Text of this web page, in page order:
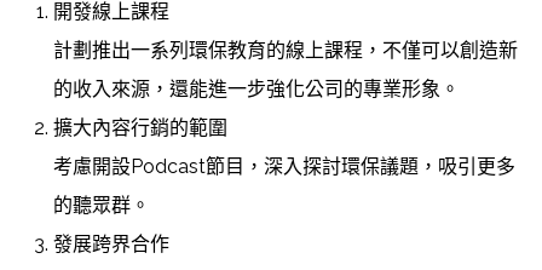
開發線上課程
計劃推出一系列環保教育的線上課程，不僅可以創造新
的收入來源，還能進一步強化公司的專業形象。
擴大內容行銷的範圍
考慮開設Podcast節目，深入探討環保議題，吸引更多
的聽眾群。
發展跨界合作